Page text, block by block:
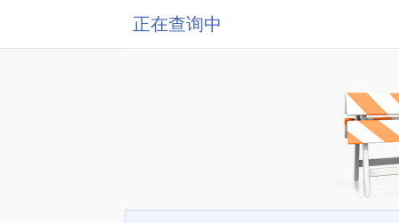
正在查询中